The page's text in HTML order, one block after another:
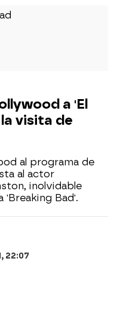
a 'El
visita de
al programa de
al actor
inolvidable
'Breaking Bad'.
22:07